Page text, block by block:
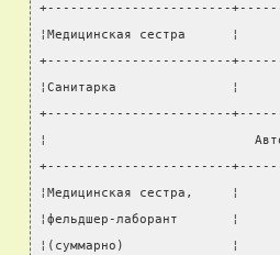
+------------------------
¦Медицинская сестра
+------------------------
¦Санитарка               ¦
+------------------------
¦
+------------------------
¦Медицинская сестра,
¦фельдшер-лаборант
¦(суммарно)